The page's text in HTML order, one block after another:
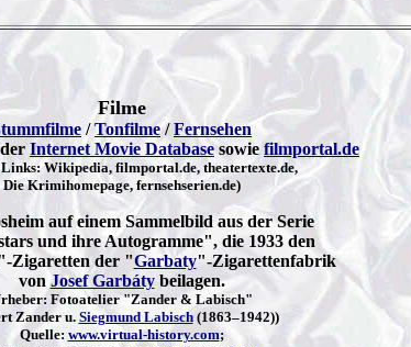
Filme
/Tonfilme/Fernsehen
Internet Movie Databasesowie filmportal.de
Wikipedia, filmportal.de, theatertexte.de,
Die Krimihomepage, fernsehserien.de)
auf einem Sammelbild aus der Serie
und ihre Autogramme", die 1933 den
Zigaretten der "Garbaty"-Zigarettenfabrik
von Josef Garbátybeilagen.
Fotoatelier "Zander & Labisch"
Zander u. Siegmund Labisch(1863–1942))
Quelle: www.virtual-history.com;